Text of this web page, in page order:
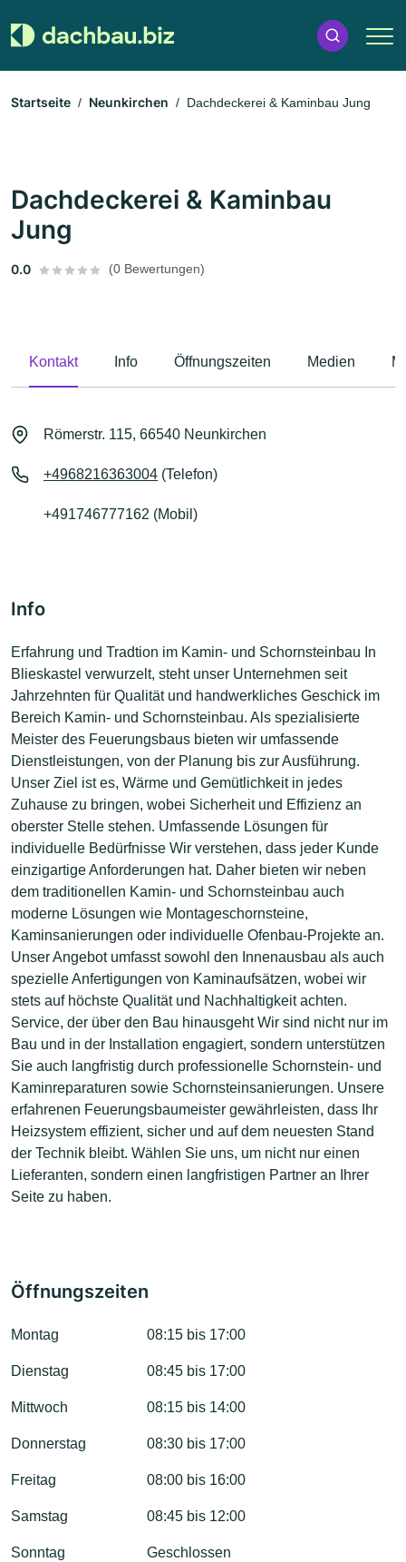
Startseite Neunkirchen Dachdeckerei & Kaminbau Jung
Dachdeckerei & Kaminbau
Jung
0.0 (0 Bewertungen)
Kontakt Info Öffnungszeiten Medien
Römerstr. 115, 66540 Neunkirchen
+4968216363004 (Telefon)
+491746777162 (Mobil)
Info
Erfahrung und Tradtion im Kamin- und Schornsteinbau In
Blieskastel verwurzelt, steht unser Unternehmen seit
Jahrzehnten für Qualität und handwerkliches Geschick im
Bereich Kamin- und Schornsteinbau. Als spezialisierte
Meister des Feuerungsbaus bieten wir umfassende
Dienstleistungen, von der Planung bis zur Ausführung.
Unser Ziel ist es, Wärme und Gemütlichkeit in jedes
Zuhause zu bringen, wobei Sicherheit und Effizienz an
oberster Stelle stehen. Umfassende Lösungen für
individuelle Bedürfnisse Wir verstehen, dass jeder Kunde
einzigartige Anforderungen hat. Daher bieten wir neben
dem traditionellen Kamin- und Schornsteinbau auch
moderne Lösungen wie Montageschornsteine,
Kaminsanierungen oder individuelle Ofenbau-Projekte an.
Unser Angebot umfasst sowohl den Innenausbau als auch
spezielle Anfertigungen von Kaminaufsätzen, wobei wir
stets auf höchste Qualität und Nachhaltigkeit achten.
Service, der über den Bau hinausgeht Wir sind nicht nur im
Bau und in der Installation engagiert, sondern unterstützen
Sie auch langfristig durch professionelle Schornstein- und
Kaminreparaturen sowie Schornsteinsanierungen. Unsere
erfahrenen Feuerungsbaumeister gewährleisten, dass Ihr
Heizsystem effizient, sicher und auf dem neuesten Stand
der Technik bleibt. Wählen Sie uns, um nicht nur einen
Lieferanten, sondern einen langfristigen Partner an Ihrer
Seite zu haben.
Öffnungszeiten
Montag 08:15 bis 17:00
Dienstag 08:45 bis 17:00
Mittwoch 08:15 bis 14:00
Donnerstag 08:30 bis 17:00
Freitag 08:00 bis 16:00
Samstag 08:45 bis 12:00
Sonntag Geschlossen